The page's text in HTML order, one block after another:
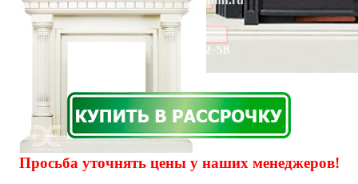
Просьба уточнять цены у наших менеджеров!